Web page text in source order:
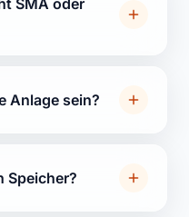
SMA oder
Anlage sein?
Speicher?